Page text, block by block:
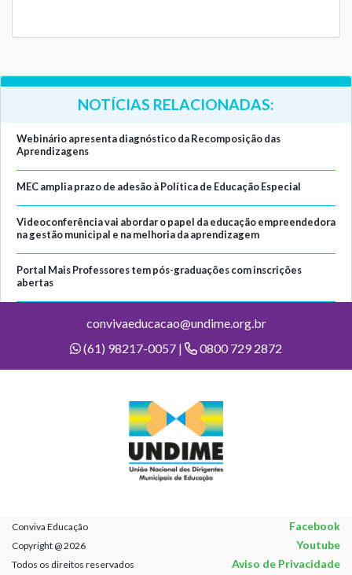
NOTÍCIAS RELACIONADAS:
Webinário apresenta diagnóstico da Recomposição das
Aprendizagens
MEC amplia prazo de adesão à Política de Educação Especial
Videoconferência vai abordar o papel da educação empreendedora
na gestão municipal e na melhoria da aprendizagem
Portal Mais Professores tem pós-graduações com inscrições
abertas
convivaeducacao@undime.org.br
(61) 98217-0057 |
0800 729 2872
Conviva Educação Facebook
Copyright @ 2026 Youtube
Todos os direitos reservados Aviso de Privacidade